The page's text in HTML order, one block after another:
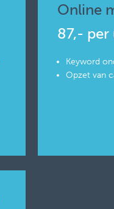
Online
87,- per
Keyword
Opzet van